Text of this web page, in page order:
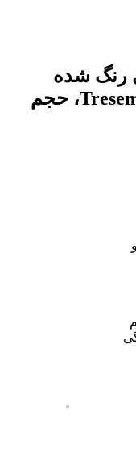
رنگ شده
ترزمه، Tresemme revitalize color، حجم